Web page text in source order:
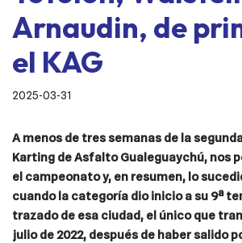
Arnaudin, de
el KAG
2025-03-31
A menos de tres semanas de la
Karting de Asfalto Gualeguaychú, nos
el campeonato y, en resumen, lo
cuando la categoría dio inicio a su 9ª
trazado de esa ciudad, el único que
julio de 2022, después de haber salido